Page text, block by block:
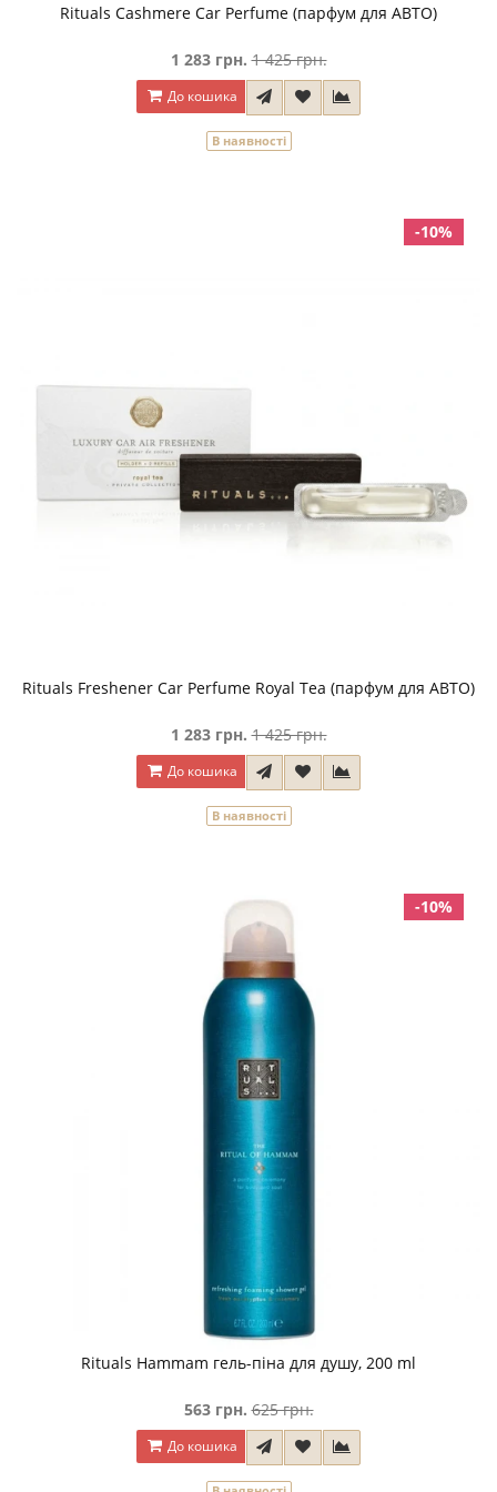
Rituals Cashmere Car Perfume (парфум для АВТО)
1 283 грн. 1 425 грн.
До кошика
В наявності
-10%
Rituals Freshener Car Perfume Royal Tea (парфум для АВТО)
1 283 грн. 1 425 грн.
До кошика
В наявності
-10%
Rituals Hammam гель-піна для душу, 200 ml
563 грн. 625 грн.
До кошика